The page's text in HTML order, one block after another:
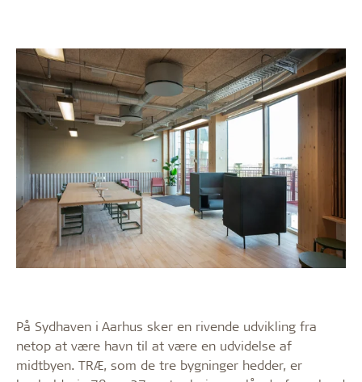
På Sydhaven i Aarhus sker en rivende udvikling fra
netop at være havn til at være en udvidelse af
midtbyen. TRÆ, som de tre bygninger hedder, er